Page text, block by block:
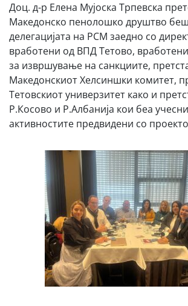
Доц. д-р Елена Мујоска Трпевска
Македонско пенолошко друштво
делегацијата на РСМ заедно со
вработени од ВПД Тетово,
за извршување на санкциите,
Македонскиот Хелсиншки комитет,
Тетовскиот универзитет како и
Р.Косово и Р.Албанија кои беа
активностите предвидени со